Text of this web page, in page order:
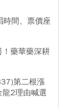
間、票價座
藥華藥深耕
第二根漲
2理由喊選